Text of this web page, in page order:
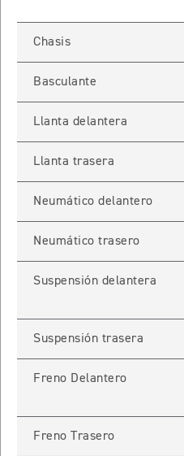
RS
Precio desde
ROCKET 3 STORM R
ROCKET 3 STORM GT
Precio desde
Precio desde
Chasis
Basculante
Llanta delantera
Llanta trasera
Neumático delantero
Neumático trasero
Suspensión delantera
Suspensión trasera
Freno Delantero
Freno Trasero